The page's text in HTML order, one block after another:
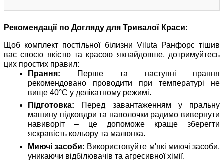
Рекомендації по Догляду для Тривалої Краси:
Щоб комплект постільної білизни Viluta Ранфорс тішив
вас своєю якістю та красою якнайдовше, дотримуйтесь
цих простих правил:
Прання: Перше та наступні прання
рекомендовано проводити при температурі не
вище 40°C у делікатному режимі.
Підготовка: Перед завантаженням у пральну
машину підковдри та наволочки радимо вивернути
навиворіт – це допоможе краще зберегти
яскравість кольору та малюнка.
Миючі засоби: Використовуйте м'які миючі засоби,
уникаючи відбілювачів та агресивної хімії.